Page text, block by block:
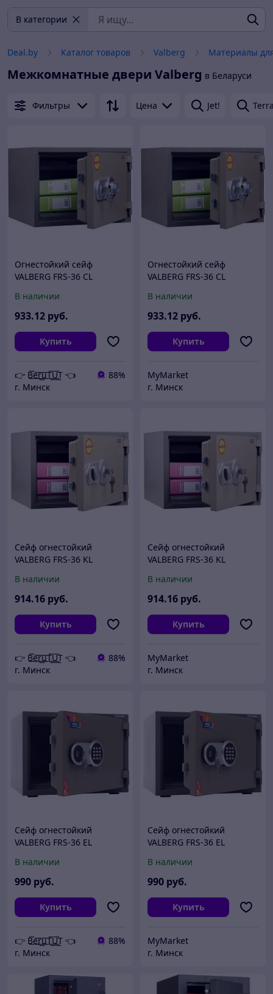
В категории
Deal.by Каталог товаров Valberg Материалы
Межкомнатные двери Valberg в Беларуси
Фильтры Цена Jet!
Огнестойкий сейф
VALBERG FRS-36 CL
В наличии
933.12 руб.
Купить
👉 B͟͞e͟͞r͟͟͞u͟͞T͟͟͞U͟͟͞T 👈
88%
г. Минск
Огнестойкий сейф
VALBERG FRS-36 CL
В наличии
933.12 руб.
Купить
MyMarket
г. Минск
Сейф огнестойкий
VALBERG FRS-36 KL
В наличии
914.16 руб.
Купить
👉 B͟͞e͟͞r͟͟͞u͟͞T͟͟͞U͟͟͞T 👈
88%
г. Минск
Сейф огнестойкий
VALBERG FRS-36 KL
В наличии
914.16 руб.
Купить
MyMarket
г. Минск
Сейф огнестойкий
VALBERG FRS-36 EL
В наличии
990 руб.
Купить
👉 B͟͞e͟͞r͟͟͞u͟͞T͟͟͞U͟͟͞T 👈
88%
г. Минск
Сейф огнестойкий
VALBERG FRS-36 EL
В наличии
990 руб.
Купить
MyMarket
г. Минск